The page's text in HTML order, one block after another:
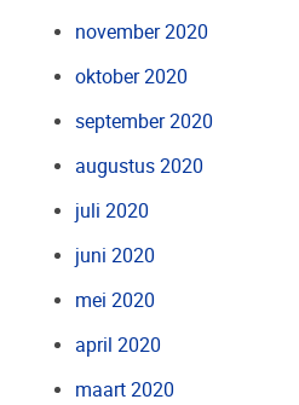
november 2020
oktober 2020
september 2020
augustus 2020
juli 2020
juni 2020
mei 2020
april 2020
maart 2020